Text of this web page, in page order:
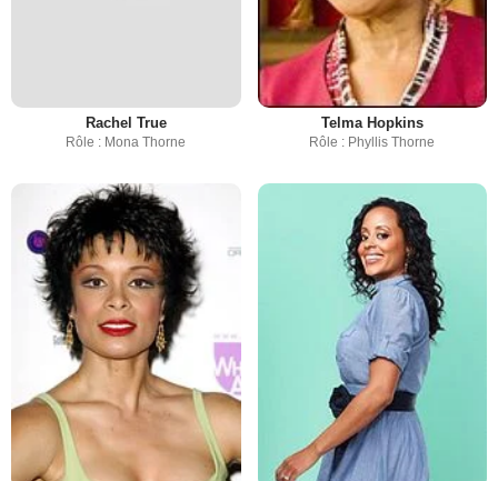
Rachel True
Rôle : Mona Thorne
Telma Hopkins
Rôle : Phyllis Thorne